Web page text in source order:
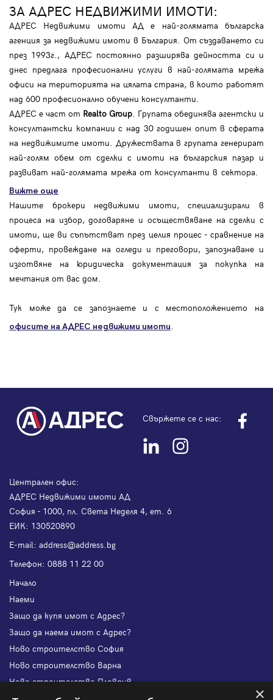
ЗА АДРЕС НЕДВИЖИМИ ИМОТИ:
АДРЕС Недвижими имоти АД е най-голямата българска
агенция за недвижими имоти в България. От създаването си
през 1993г., АДРЕС постоянно разширява дейността си и
днес предлага професионални услуги в най-голямата мрежа
офиси на територията на цялата страна, в които работят
над 600 професионално обучени консултанти.
АДРЕС е част от Realto Group. Групата обединява агентски и
консултантски компании с над 30 годишен опит в сферата
на недвижимите имоти. Дружествата в групата генерират
най-голям обем от сделки с имоти на българския пазар и
развиват най-голямата мрежа от консултанти в сектора.
Вижте още
Нашите брокери недвижими имоти, специализирали в
процеса на избор, договаряне и осъществяване на сделки с
имоти, ще ви съпътстват през целия процес - сравнение на
оферти, провеждане на огледи и преговори, запознаване и
изготвяне на юридическа документация за покупка на
мечтания от вас дом.
Тук може да се запознаете и с местоположението на
офисите на АДРЕС недвижими имоти.
Свържете се с нас:
Централен офис:
АДРЕС Недвижими имоти АД
София - 1000, пл. Света Неделя 4, ет. 6
ЕИК: 130520890
Е-mail: address@address.bg
Телефон: 0888 11 22 00
Начало
Наеми
Защо да купя имот с Адрес?
Защо да наема имот с Адрес?
Ново строителство София
Ново строителство Варна
Ново строителство Пловдив
×